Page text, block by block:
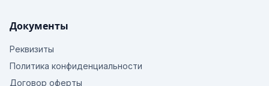
Документы
Реквизиты
Политика конфиденциальности
Договор оферты